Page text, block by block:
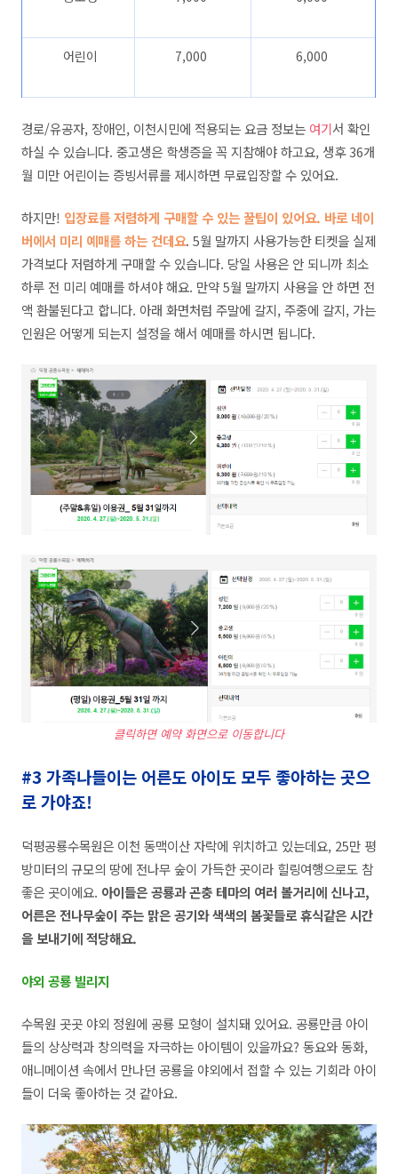
어린이 7,000 6,000
경로/유공자, 장애인, 이천시민에 적용되는 요금 정보는 여기서 확인
하실 수 있습니다. 중고생은 학생증을 꼭 지참해야 하고요, 생후 36개
월 미만 어린이는 증빙서류를 제시하면 무료입장할 수 있어요.
하지만! 입장료를 저렴하게 구매할 수 있는 꿀팁이 있어요. 바로 네이
버에서 미리 예매를 하는 건데요. 5월 말까지 사용가능한 티켓을 실제
가격보다 저렴하게 구매할 수 있습니다. 당일 사용은 안 되니까 최소
하루 전 미리 예매를 하셔야 해요. 만약 5월 말까지 사용을 안 하면 전
액 환불된다고 합니다. 아래 화면처럼 주말에 갈지, 주중에 갈지, 가는
인원은 어떻게 되는지 설정을 해서 예매를 하시면 됩니다.
클릭하면 예약 화면으로 이동합니다
#3 가족나들이는 어른도 아이도 모두 좋아하는 곳으
로 가야죠!
덕평공룡수목원은 이천 동맥이산 자락에 위치하고 있는데요, 25만 평
방미터의 규모의 땅에 전나무 숲이 가득한 곳이라 힐링여행으로도 참
좋은 곳이에요. 아이들은 공룡과 곤충 테마의 여러 볼거리에 신나고,
어른은 전나무숲이 주는 맑은 공기와 색색의 봄꽃들로 휴식같은 시간
을 보내기에 적당해요.
야외 공룡 빌리지
수목원 곳곳 야외 정원에 공룡 모형이 설치돼 있어요. 공룡만큼 아이
들의 상상력과 창의력을 자극하는 아이템이 있을까요? 동요와 동화,
애니메이션 속에서 만나던 공룡을 야외에서 접할 수 있는 기회라 아이
들이 더욱 좋아하는 것 같아요.